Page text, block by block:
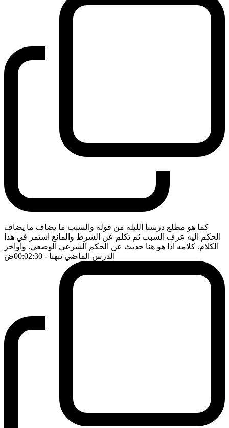
كما هو مطلع درسنا الليلة من قوله والسبب ما يضاف ما يضاف
الحكم اليه عرف السبب ثم تكلم عن الشرط والمانع استمر في هذا
الكلام. كلامه اذا هو هنا حديث عن الحكم الشرعي الوضعي. واواخر
الدرس الماضي نبهنا - 00:02:30 ضَ